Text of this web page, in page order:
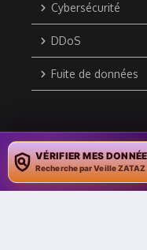
Cybersécurité
DDoS
Fuite de données
Copyright © 2010 /
VÉRIFIER MES
Recherche par Veille ZATAZ
: UN VER WORD